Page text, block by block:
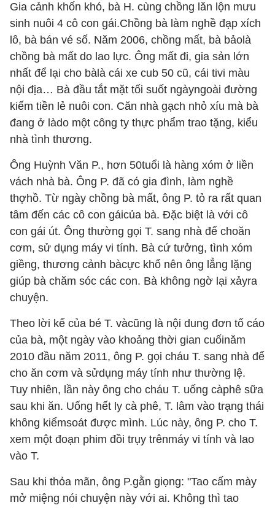
Gia cảnh khốn khó, bà H. cùng chồng lăn lộn mưu
sinh nuôi 4 cô con gái.Chồng bà làm nghề đạp xích
lô, bà bán vé số. Năm 2006, chồng mất, bà bảolà
chồng bà mất do lao lực. Ông mất đi, gia sản lớn
nhất để lại cho bàlà cái xe cub 50 cũ, cái tivi màu
nội địa… Bà đầu tắt mặt tối suốt ngàyngoài đường
kiếm tiền lẻ nuôi con. Căn nhà gạch nhỏ xíu mà bà
đang ở làdo một công ty thực phẩm trao tặng, kiểu
nhà tình thương.
Ông Huỳnh Văn P., hơn 50tuổi là hàng xóm ở liền
vách nhà bà. Ông P. đã có gia đình, làm nghề
thợhồ. Từ ngày chồng bà mất, ông P. tỏ ra rất quan
tâm đến các cô con gáicủa bà. Đặc biệt là với cô
con gái út. Ông thường gọi T. sang nhà để choăn
cơm, sử dụng máy vi tính. Bà cứ tưởng, tình xóm
giềng, thương cảnh bàcực khổ nên ông lẳng lặng
giúp bà chăm sóc các con. Bà không ngờ lại xảyra
chuyện.
Theo lời kể của bé T. vàcũng là nội dung đơn tố cáo
của bà, một ngày vào khoảng thời gian cuốinăm
2010 đầu năm 2011, ông P. gọi cháu T. sang nhà để
cho ăn cơm và sửdụng máy tính như thường lệ.
Tuy nhiên, lần này ông cho cháu T. uống càphê sữa
sau khi ăn. Uống hết ly cà phê, T. lâm vào trạng thái
không kiểmsoát được mình. Lúc này, ông P. cho T.
xem một đoạn phim đồi trụy trênmáy vi tính và lao
vào T.
Sau khi thỏa mãn, ông P.gằn giọng: "Tao cấm mày
mở miệng nói chuyện này với ai. Không thì tao